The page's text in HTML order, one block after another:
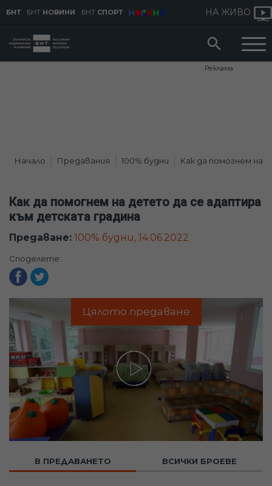
БНТ БНТ НОВИНИ БНТ СПОРТ НА ЖИВО
Реклама
Начало Предавания 100% будни Как да помогнем на
Как да помогнем на детето да се адаптира
към детската градина
Предаване: 100% будни, 14.06.2022
Споделете:
Цялото предаване
В ПРЕДАВАНЕТО ВСИЧКИ БРОЕВЕ